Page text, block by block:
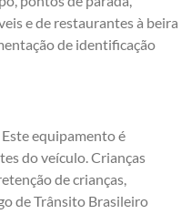
e de restaurantes à beira
de identificação
equipamento é
do veículo. Crianças
de crianças,
de Trânsito Brasileiro